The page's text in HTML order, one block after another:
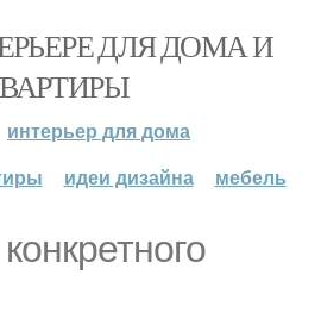
ДЛЯ ДОМА И
интерьер для дома
идеи дизайна мебель